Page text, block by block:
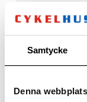
Samtycke
Denna
VP Integrated,
Stem
CUBE
grips